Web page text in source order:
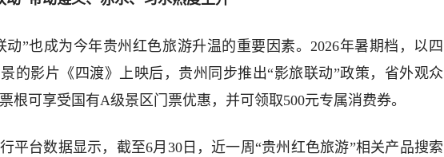
动”也成为今年贵州红色旅游升温的重要因素。2026年暑期档，以四
的影片《四渡》上映后，贵州同步推出“影旅联动”政策，省外观众
根可享受国有A级景区门票优惠，并可领取500元专属消费券。
平台数据显示，截至6月30日，近一周“贵州红色旅游”相关产品搜索